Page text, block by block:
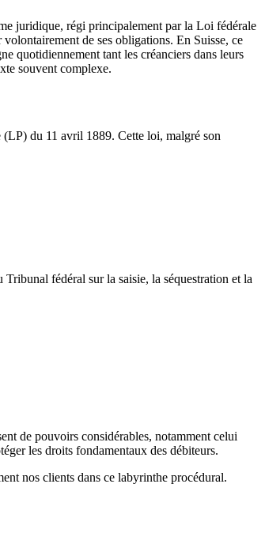
juridique, régi principalement par la Loi fédérale
de ses obligations. En Suisse, ce
quotidiennement tant les créanciers dans leurs
souvent complexe.
(LP) du 11 avril 1889. Cette loi, malgré son
fédéral sur la saisie, la séquestration et la
de pouvoirs considérables, notamment celui
les droits fondamentaux des débiteurs.
nos clients dans ce labyrinthe procédural.